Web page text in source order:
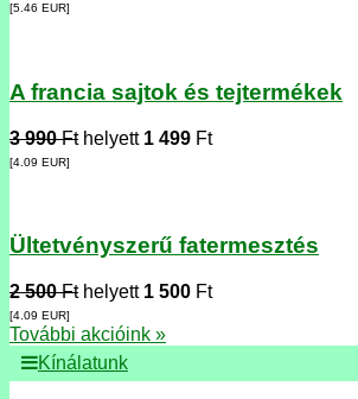
[5.46 EUR]
A francia sajtok és tejtermékek
3 990 Fthelyett 1 499 Ft
[4.09 EUR]
Ültetvényszerű fatermesztés
2 500 Fthelyett 1 500 Ft
[4.09 EUR]
További akcióink »
Kínálatunk